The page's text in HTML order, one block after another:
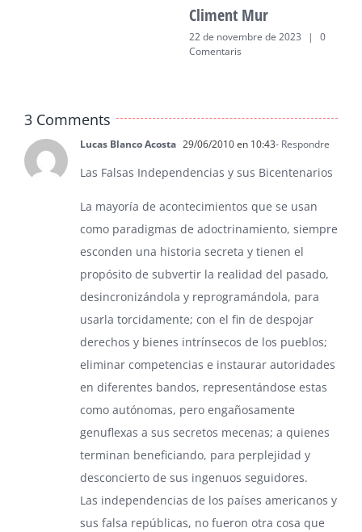
Climent Mur
22 de novembre de 2023 |
0
Comentaris
3 Comments
Lucas Blanco Acosta 29/06/2010 en 10:43- Respondre
Las Falsas Independencias y sus Bicentenarios
La mayoría de acontecimientos que se usan
como paradigmas de adoctrinamiento, siempre
esconden una historia secreta y tienen el
propósito de subvertir la realidad del pasado,
desincronizándola y reprogramándola, para
usarla torcidamente; con el fin de despojar
derechos y bienes intrínsecos de los pueblos;
eliminar competencias e instaurar autoridades
en diferentes bandos, representándose estas
como autónomas, pero engañosamente
genuflexas a sus secretos mecenas; a quienes
terminan beneficiando, para perplejidad y
desconcierto de sus ingenuos seguidores.
Las independencias de los países americanos y
sus falsa repúblicas, no fueron otra cosa que